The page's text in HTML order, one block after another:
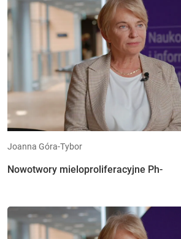
Joanna Góra-Tybor
Nowotwory mieloproliferacyjne Ph-